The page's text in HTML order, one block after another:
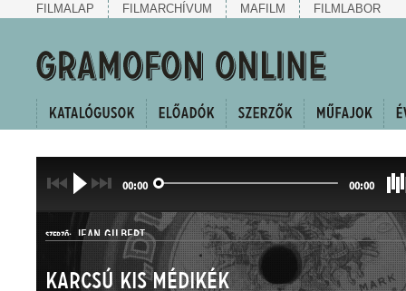
FILMALAP FILMARCHÍVUM MAFILM FILMLABOR
00:00 00:00
SZERZŐ: JEAN GILBERT
Karcsú kis médikék